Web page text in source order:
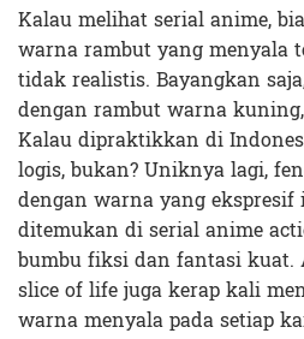
Kalau melihat serial anime,
warna rambut yang menyala
tidak realistis. Bayangkan
dengan rambut warna
Kalau dipraktikkan di
logis, bukan? Uniknya lagi,
dengan warna yang
ditemukan di serial anime
bumbu fiksi dan fantasi kuat.
slice of life juga kerap kali
warna menyala pada setiap